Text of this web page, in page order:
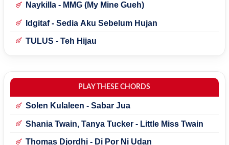
Naykilla - MMG (My Mine Gueh)
Idgitaf - Sedia Aku Sebelum Hujan
TULUS - Teh Hijau
PLAY THESE CHORDS
Solen Kulaleen - Sabar Jua
Shania Twain, Tanya Tucker - Little Miss Twain
Thomas Djordhi - Di Por Ni Udan